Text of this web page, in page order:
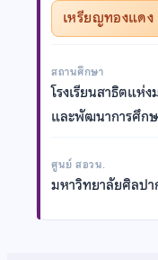
เหรียญทองแดง
สถานศึกษา
โรงเรียนสาธิตแห่
และพัฒนาการศึก
ศูนย์ สอวน.
มหาวิทยาลัยศิลปา